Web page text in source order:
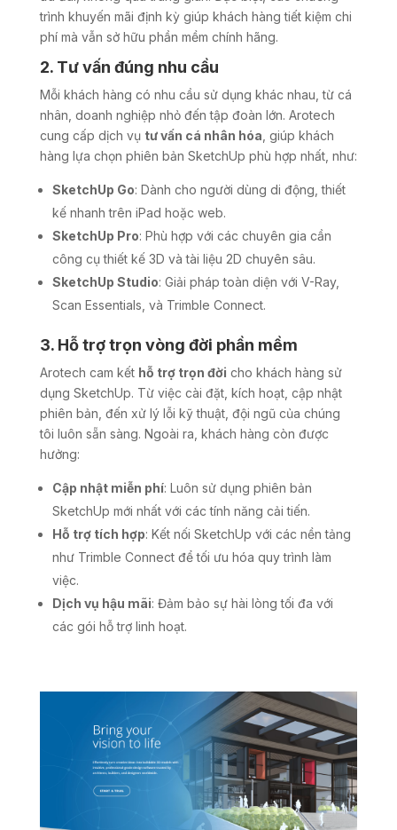
trình khuyến mãi định kỳ giúp khách hàng tiết kiệm chi
phí mà vẫn sở hữu phần mềm chính hãng.
2. Tư vấn đúng nhu cầu
Mỗi khách hàng có nhu cầu sử dụng khác nhau, từ cá
nhân, doanh nghiệp nhỏ đến tập đoàn lớn. Arotech
cung cấp dịch vụ tư vấn cá nhân hóa, giúp khách
hàng lựa chọn phiên bản SketchUp phù hợp nhất, như:
SketchUp Go: Dành cho người dùng di động, thiết
kế nhanh trên iPad hoặc web.
SketchUp Pro: Phù hợp với các chuyên gia cần
công cụ thiết kế 3D và tài liệu 2D chuyên sâu.
SketchUp Studio: Giải pháp toàn diện với V-Ray,
Scan Essentials, và Trimble Connect.
3. Hỗ trợ trọn vòng đời phần mềm
Arotech cam kết hỗ trợ trọn đời cho khách hàng sử
dụng SketchUp. Từ việc cài đặt, kích hoạt, cập nhật
phiên bản, đến xử lý lỗi kỹ thuật, đội ngũ của chúng
tôi luôn sẵn sàng. Ngoài ra, khách hàng còn được
hưởng:
Cập nhật miễn phí: Luôn sử dụng phiên bản
SketchUp mới nhất với các tính năng cải tiến.
Hỗ trợ tích hợp: Kết nối SketchUp với các nền tảng
như Trimble Connect để tối ưu hóa quy trình làm
việc.
Dịch vụ hậu mãi: Đảm bảo sự hài lòng tối đa với
các gói hỗ trợ linh hoạt.